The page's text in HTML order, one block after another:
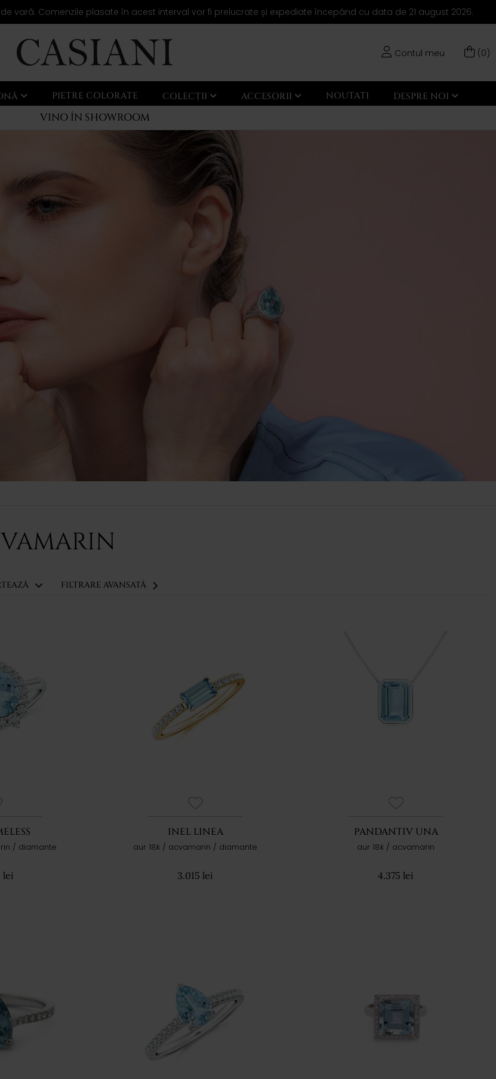
vară. Comenzile plasate în acest interval vor fi prelucrate și expediate începând cu data de 21 august 2026.
Contul meu (0)
PIETRE COLORATE COLECȚII ACCESORII NOUTATI DESPRE NOI
VINO ÎN SHOWROOM
FILTRARE AVANSATĂ
/ diamante
lei
INEL LINEA
aur 18k / acvamarin / diamante
3.015 lei
PANDANTIV UNA
aur 18k / acvamarin
4.375 lei